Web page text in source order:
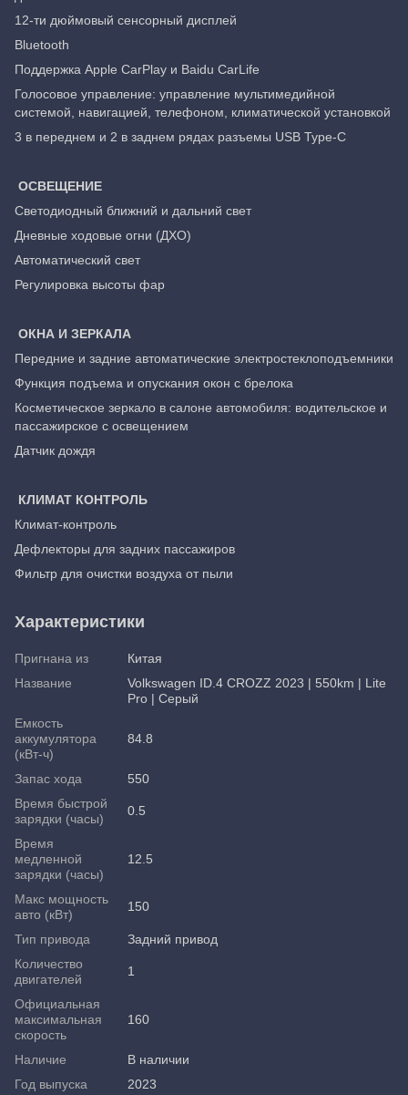
12-ти дюймовый сенсорный дисплей
Bluetooth
Поддержка Apple CarPlay и Baidu CarLife
Голосовое управление: управление мультимедийной
системой, навигацией, телефоном, климатической установкой
3 в переднем и 2 в заднем рядах разъемы USB Type-C
ОСВЕЩЕНИЕ
Светодиодный ближний и дальний свет
Дневные ходовые огни (ДХО)
Автоматический свет
Регулировка высоты фар
ОКНА И ЗЕРКАЛА
Передние и задние автоматические электростеклоподъемники
Функция подъема и опускания окон с брелока
Косметическое зеркало в салоне автомобиля: водительское и
пассажирское с освещением
Датчик дождя
КЛИМАТ КОНТРОЛЬ
Климат-контроль
Дефлекторы для задних пассажиров
Фильтр для очистки воздуха от пыли
Характеристики
Пригнана из
Китая
Название
Volkswagen ID.4 CROZZ 2023 | 550km | Lite
Pro | Серый
Емкость
аккумулятора
(кВт-ч)
84.8
Запас хода
550
Время быстрой
зарядки (часы)
0.5
Время
медленной
зарядки (часы)
12.5
Макс мощность
авто (кВт)
150
Тип привода
Задний привод
Количество
двигателей
1
Официальная
максимальная
скорость
160
Наличие
В наличии
Год выпуска
2023